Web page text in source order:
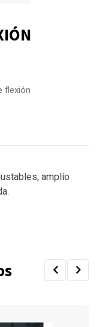
flexión
amplío